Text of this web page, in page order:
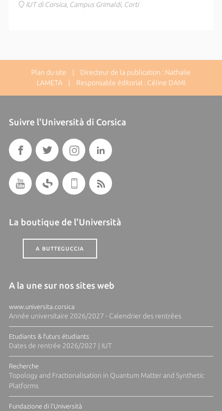
IUT di Corsica, Campus Grimaldi, Corti
Plan du site | Directeur de la publication : Nathalie
LAMETA | Responsable éditorial : Céline DAMI
Suivre l'Università di Corsica
La boutique de l'Università
A BUTTEGUCCIA
A la une sur nos sites web
www.universita.corsica
Année universitaire 2026/2027 - Calendrier des rentrées
Etudiants & futurs étudiants
Dates de rentrée 2026/2027 | IUT
Recherche
Topology and Fractionalisation in Quantum Matter and Synthetic
Platforms
Fundazione di l'Università